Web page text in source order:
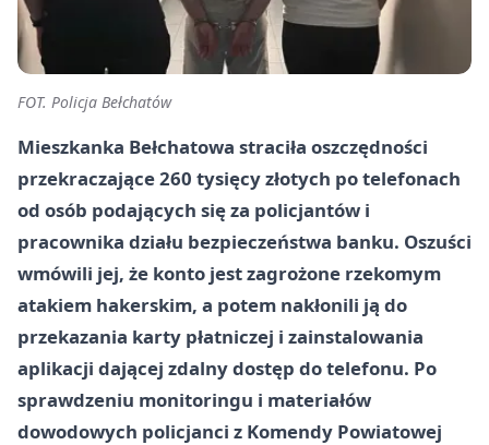
FOT. Policja Bełchatów
Mieszkanka Bełchatowa straciła oszczędności
przekraczające 260 tysięcy złotych po telefonach
od osób podających się za policjantów i
pracownika działu bezpieczeństwa banku. Oszuści
wmówili jej, że konto jest zagrożone rzekomym
atakiem hakerskim, a potem nakłonili ją do
przekazania karty płatniczej i zainstalowania
aplikacji dającej zdalny dostęp do telefonu. Po
sprawdzeniu monitoringu i materiałów
dowodowych policjanci z Komendy Powiatowej